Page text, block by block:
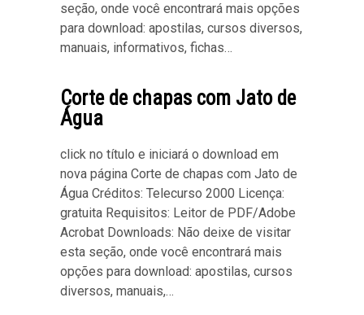
seção, onde você encontrará mais opções
para download: apostilas, cursos diversos,
manuais, informativos, fichas…
Corte de chapas com Jato de
Água
click no título e iniciará o download em
nova página Corte de chapas com Jato de
Água Créditos: Telecurso 2000 Licença:
gratuita Requisitos: Leitor de PDF/Adobe
Acrobat Downloads: Não deixe de visitar
esta seção, onde você encontrará mais
opções para download: apostilas, cursos
diversos, manuais,…